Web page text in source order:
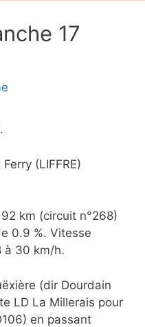
17
(LIFFRE)
km (circuit n°268)
0.9 %. Vitesse
à 30 km/h.
(dir Dourdain
LD La Millerais pour
en passant